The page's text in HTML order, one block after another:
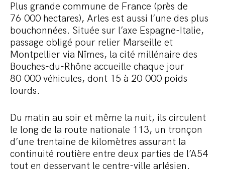
Plus grande commune de France (près de
76 000 hectares), Arles est aussi l’une des plus
bouchonnées. Située sur l’axe Espagne-Italie,
passage obligé pour relier Marseille et
Montpellier via Nîmes, la cité millénaire des
Bouches-du-Rhône accueille chaque jour
80 000 véhicules, dont 15 à 20 000 poids
lourds.
Du matin au soir et même la nuit, ils circulent
le long de la route nationale 113, un tronçon
d’une trentaine de kilomètres assurant la
continuité routière entre deux parties de l’A54
tout en desservant le centre-ville arlésien.